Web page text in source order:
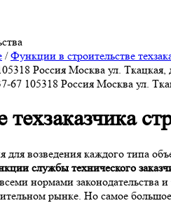
/Функции в строительстве
Россия Москва ул. Ткацкая,
67 105318 Россия Москва ул.
возведения каждого типа
службы технического
нормами
рынке. Но самое